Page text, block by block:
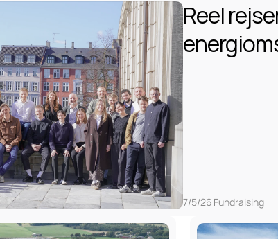
Reel
7/5/26 Fundraising